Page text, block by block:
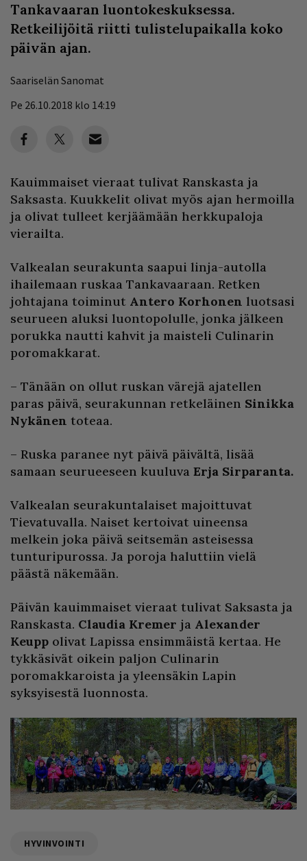
Tankavaaran luontokeskuksessa.
Retkeilijöitä riitti tulistelupaikalla koko
päivän ajan.
Saariselän Sanomat
Pe 26.10.2018 klo 14:19
Kauimmaiset vieraat tulivat Ranskasta ja
Saksasta. Kuukkelit olivat myös ajan hermoilla
ja olivat tulleet kerjäämään herkkupaloja
vierailta.
Valkealan seurakunta saapui linja-autolla
ihailemaan ruskaa Tankavaaraan. Retken
johtajana toiminut Antero Korhonen luotsasi
seurueen aluksi luontopolulle, jonka jälkeen
porukka nautti kahvit ja maisteli Culinarin
poromakkarat.
– Tänään on ollut ruskan värejä ajatellen
paras päivä, seurakunnan retkeläinen Sinikka
Nykänen toteaa.
– Ruska paranee nyt päivä päivältä, lisää
samaan seurueeseen kuuluva Erja Sirparanta.
Valkealan seurakuntalaiset majoittuvat
Tievatuvalla. Naiset kertoivat uineensa
melkein joka päivä seitsemän asteisessa
tunturipurossa. Ja poroja haluttiin vielä
päästä näkemään.
Päivän kauimmaiset vieraat tulivat Saksasta ja
Ranskasta. Claudia Kremer ja Alexander
Keupp olivat Lapissa ensimmäistä kertaa. He
tykkäsivät oikein paljon Culinarin
poromakkaroista ja yleensäkin Lapin
syksyisestä luonnosta.
HYVINVOINTI